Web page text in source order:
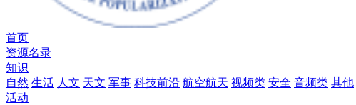
首页
资源名录
知识
自然 生活 人文 天文 军事 科技前沿 航空航天 视频类 安全 音频类 其他
活动